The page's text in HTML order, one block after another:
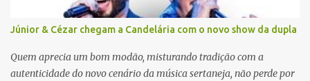
Júnior & Cézar chegam a Candelária com o novo show da dupla
Quem aprecia um bom modão, misturando tradição com a
autenticidade do novo cenário da música sertaneja, não perde por